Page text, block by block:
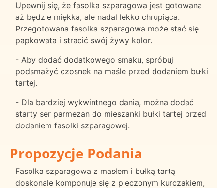
Upewnij się, że fasolka szparagowa jest gotowana
aż będzie miękka, ale nadal lekko chrupiąca.
Przegotowana fasolka szparagowa może stać się
papkowata i stracić swój żywy kolor.
- Aby dodać dodatkowego smaku, spróbuj
podsmażyć czosnek na maśle przed dodaniem bułki
tartej.
- Dla bardziej wykwintnego dania, można dodać
starty ser parmezan do mieszanki bułki tartej przed
dodaniem fasolki szparagowej.
Propozycje Podania
Fasolka szparagowa z masłem i bułką tartą
doskonale komponuje się z pieczonym kurczakiem,